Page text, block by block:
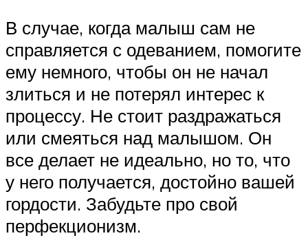
В случае, когда малыш сам не
справляется с одеванием, помогите
ему немного, чтобы он не начал
злиться и не потерял интерес к
процессу. Не стоит раздражаться
или смеяться над малышом. Он
все делает не идеально, но то, что
у него получается, достойно вашей
гордости. Забудьте про свой
перфекционизм.